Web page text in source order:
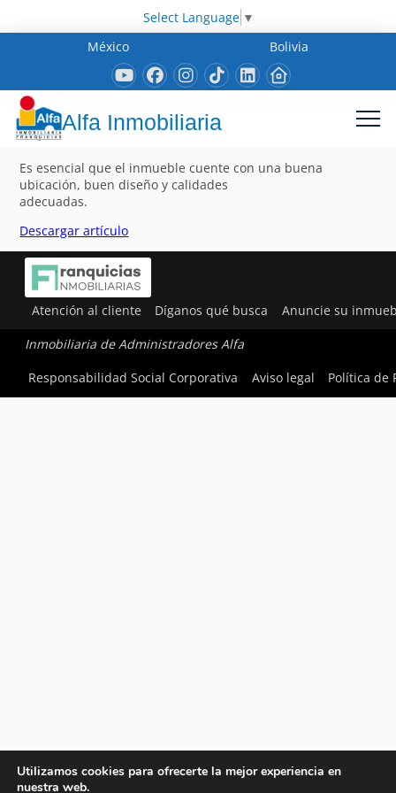
Select Language ▼
México
Bolivia
Alfa Inmobiliaria
Es esencial que el inmueble cuente con una buena
ubicación, buen diseño y calidades
adecuadas.
Descargar artículo
Atención al cliente Díganos qué busca Anuncie su
Inmobiliaria de Administradores Alfa
Responsabilidad Social Corporativa
Aviso legal Política de
Utilizamos cookies para ofrecerte la mejor experiencia en
nuestra web.